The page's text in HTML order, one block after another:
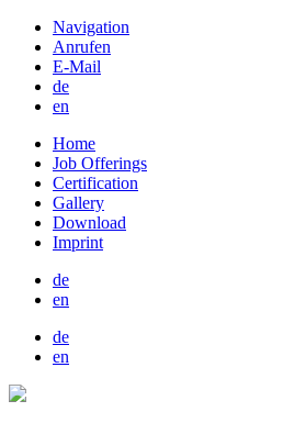
Navigation
Anrufen
E-Mail
de
en
Home
Job Offerings
Certification
Gallery
Download
Imprint
de
en
de
en